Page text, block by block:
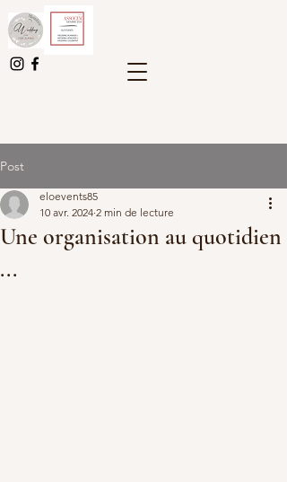
Post
Une organisation au quotidien
...
eloevents85
10 avr. 2024 2 min de lecture